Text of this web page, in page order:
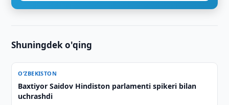
Shuningdek o'qing
O‘ZBEKISTON
Baxtiyor Saidov Hindiston parlamenti spikeri bilan
uchrashdi